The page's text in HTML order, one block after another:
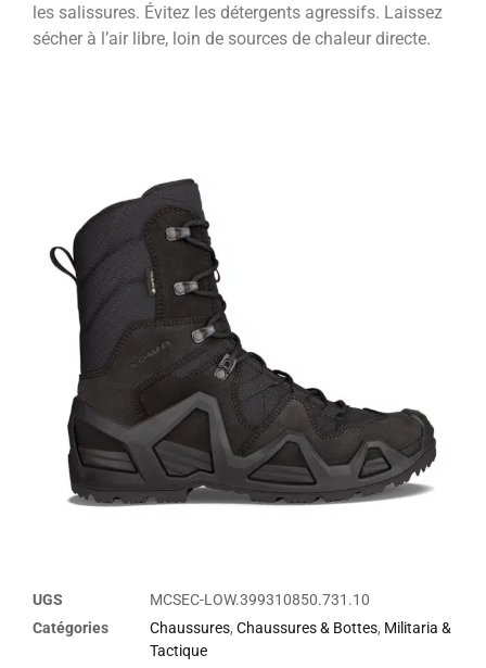
les salissures. Évitez les détergents agressifs. Laissez
sécher à l’air libre, loin de sources de chaleur directe.
UGS
MCSEC-LOW.399310850.731.10
Catégories
Chaussures, Chaussures & Bottes, Militaria &
Tactique